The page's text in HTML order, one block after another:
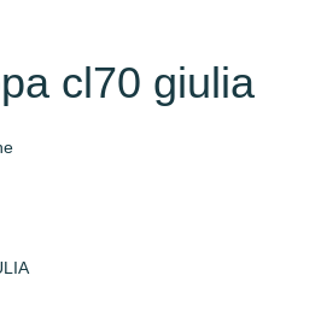
cl70 giulia